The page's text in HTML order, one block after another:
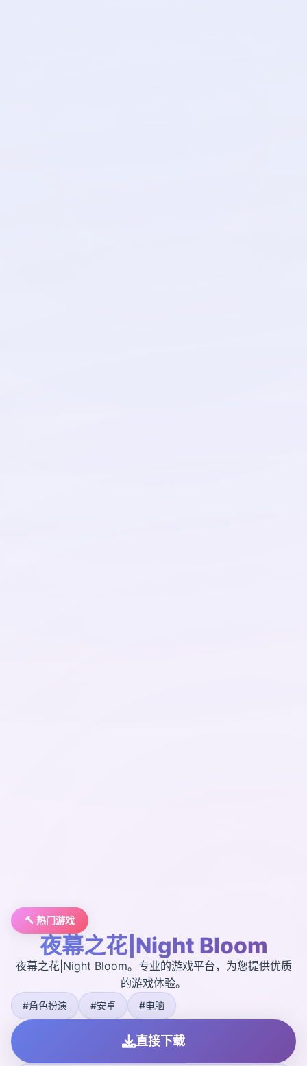
🔨 热门游戏
夜幕之花|Night Bloom
夜幕之花|Night Bloom。专业的游戏平台，为您提供优质
的游戏体验。
#角色扮演 #安卓 #电脑
直接下载